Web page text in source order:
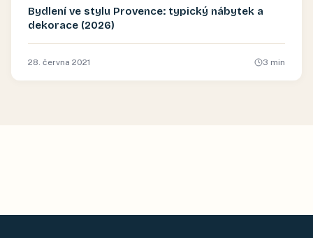
Bydlení ve stylu Provence: typický nábytek a
dekorace (2026)
28. června 2021 3 min